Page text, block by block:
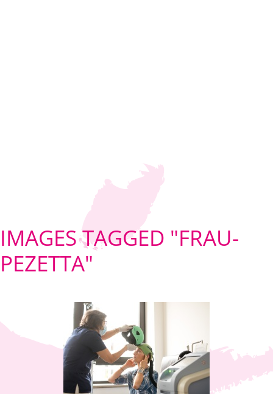
IMAGES TAGGED "FRAU-
PEZETTA"